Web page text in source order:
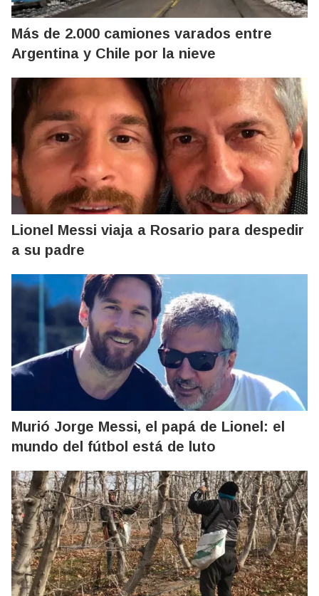
Más de 2.000 camiones varados entre
Argentina y Chile por la nieve
Lionel Messi viaja a Rosario para despedir
a su padre
Murió Jorge Messi, el papá de Lionel: el
mundo del fútbol está de luto